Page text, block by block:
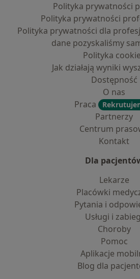
Polityka prywatności
Polityka prywatności
Polityka prywatności dla
dane pozyskaliśmy
Polityka
Jak działają wyniki
Dostępność
O nas
Praca
Partnerzy
Centrum
Kontakt
Dla
Lekarze
Placówki
Pytania i
Usługi i
Choroby
Pomoc
Aplikacje
Blog dla